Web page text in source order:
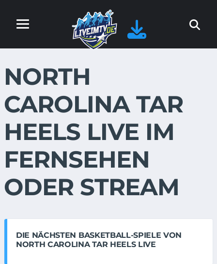
NORTH
CAROLINA TAR
HEELS LIVE IM
FERNSEHEN
ODER STREAM
DIE NÄCHSTEN BASKETBALL-SPIELE VON
NORTH CAROLINA TAR HEELS LIVE